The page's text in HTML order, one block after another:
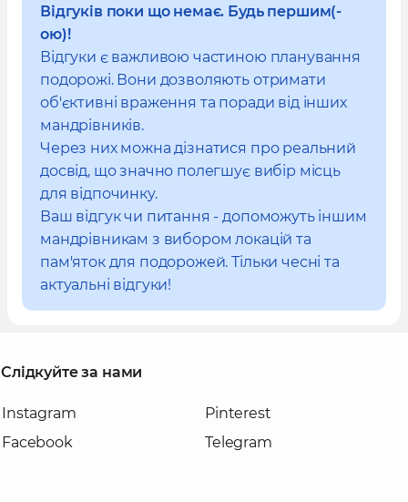
Відгуків поки що немає. Будь першим(-
ою)!
Відгуки є важливою частиною планування
подорожі. Вони дозволяють отримати
об'єктивні враження та поради від інших
мандрівників.
Через них можна дізнатися про реальний
досвід, що значно полегшує вибір місць
для відпочинку.
Ваш відгук чи питання - допоможуть іншим
мандрівникам з вибором локацій та
пам'яток для подорожей. Тільки чесні та
актуальні відгуки!
Слідкуйте за нами
Instagram
Facebook
Pinterest
Telegram